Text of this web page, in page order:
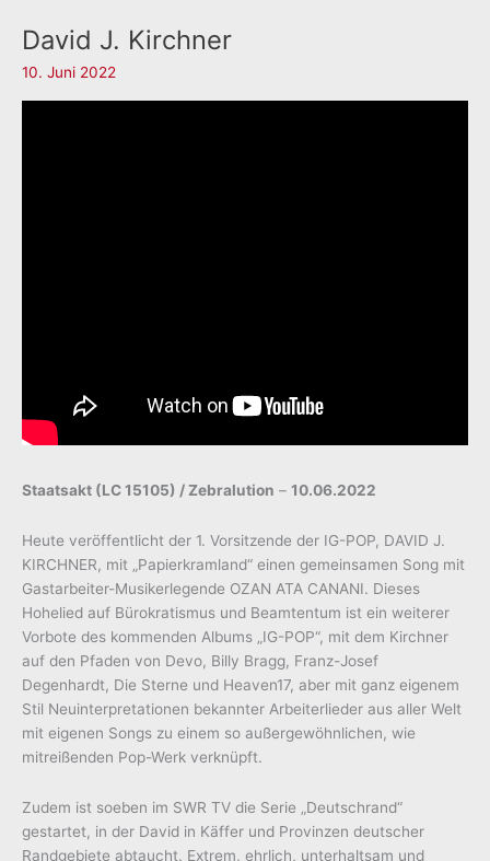
David J. Kirchner
10. Juni 2022
Staatsakt (LC 15105) / Zebralution – 10.06.2022
Heute veröffentlicht der 1. Vorsitzende der IG-POP, DAVID J.
KIRCHNER, mit „Papierkramland“ einen gemeinsamen Song mit
Gastarbeiter-Musikerlegende OZAN ATA CANANI. Dieses
Hohelied auf Bürokratismus und Beamtentum ist ein weiterer
Vorbote des kommenden Albums „IG-POP“, mit dem Kirchner
auf den Pfaden von Devo, Billy Bragg, Franz-Josef
Degenhardt, Die Sterne und Heaven17, aber mit ganz eigenem
Stil Neuinterpretationen bekannter Arbeiterlieder aus aller Welt
mit eigenen Songs zu einem so außergewöhnlichen, wie
mitreißenden Pop-Werk verknüpft.
Zudem ist soeben im SWR TV die Serie „Deutschrand“
gestartet, in der David in Käffer und Provinzen deutscher
Randgebiete abtaucht. Extrem, ehrlich, unterhaltsam und